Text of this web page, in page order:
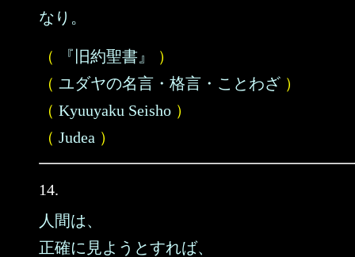
なり。
（ 『旧約聖書』
）
（ ユダヤの名言・格言・ことわざ ）
（ Kyuuyaku Seisho ）
（ Judea ）
14.
人間は、
正確に見ようとすれば、